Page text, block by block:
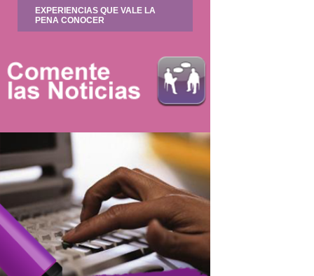
EXPERIENCIAS QUE VALE LA
PENA CONOCER